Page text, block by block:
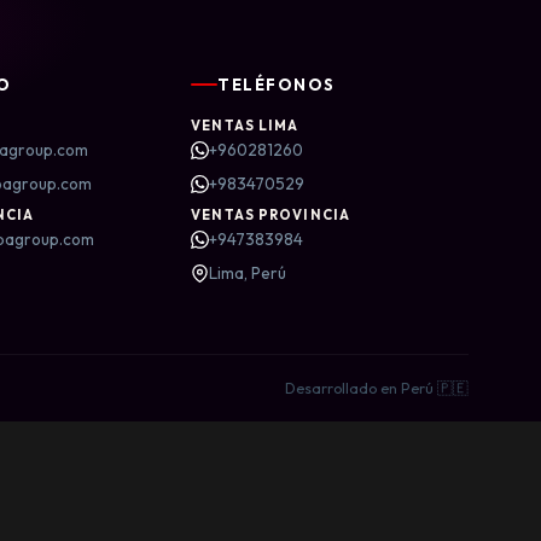
TELÉFONOS
VENTAS LIMA
+960281260
+983470529
VENTAS PROVINCIA
+947383984
Lima, Perú
Desarrollado en Perú 🇵🇪